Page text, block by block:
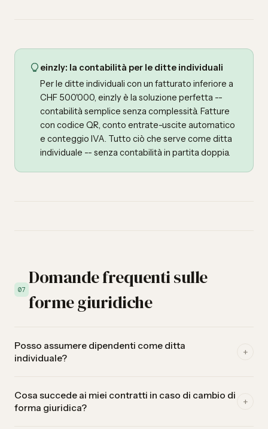
einzly: la contabilità per le ditte individuali
Per le ditte individuali con un fatturato inferiore a
CHF 500'000, einzly è la soluzione perfetta --
contabilità semplice senza complessità. Fatture
con codice QR, conto entrate-uscite automatico
e conteggio IVA. Tutto ciò che serve come ditta
individuale -- senza contabilità in partita doppia.
07
Domande frequenti sulle
forme giuridiche
Posso assumere dipendenti come ditta
individuale?
+
Dovrai allora registrarti come datore di lavoro presso la
cassa di compensazione AVS e conteggiare i contributi
Cosa succede ai miei contratti in caso di cambio di
forma giuridica?
+